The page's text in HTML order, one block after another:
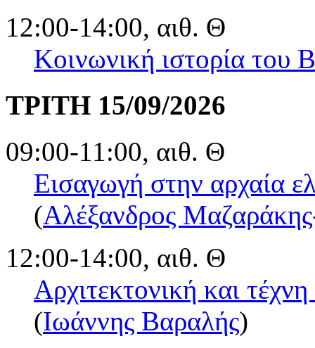
12:00-14:00, αιθ. Θ
Κοινωνική ιστορία του
ΤΡΙΤΗ 15/09/2026
09:00-11:00, αιθ. Θ
Εισαγωγή στην αρχαία
(Αλέξανδρος
12:00-14:00, αιθ. Θ
Αρχιτεκτονική και
(Ιωάννης Βαραλής)